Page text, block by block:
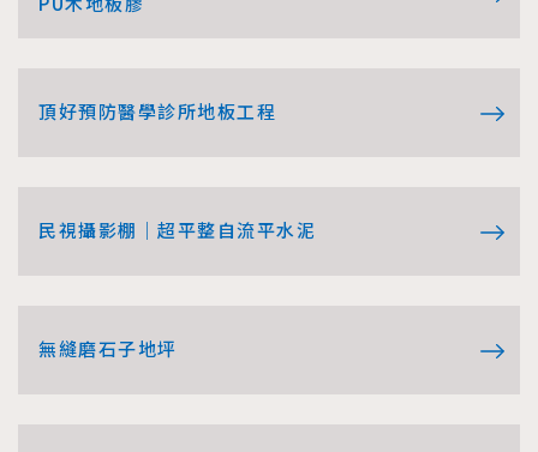
頂好預防醫學診所地板工程
民視攝影棚｜超平整自流平水泥
無縫磨石子地坪